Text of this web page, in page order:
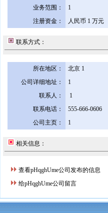
业务范围：
1
注册资金：
人民币 1 万元
联系方式：
所在地区： 北京 1
公司详细地址：
1
联系人：
1
联系电话：
555-666-0606
公司主页：
1
相关信息：
查看pHqghUme公司发布的信息
给pHqghUme公司留言